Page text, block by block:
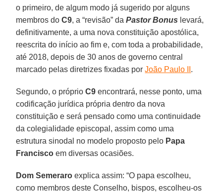
o primeiro, de algum modo já sugerido por alguns
membros doC9, a “revisão” daPastor Bonus levará,
definitivamente, a uma nova constituição apostólica,
reescrita do início ao fim e, com toda a probabilidade,
até 2018, depois de 30 anos de governo central
marcado pelas diretrizes fixadas porJoão Paulo II .
Segundo, o próprioC9 encontrará, nesse ponto, uma
codificação jurídica própria dentro da nova
constituição e será pensado como uma continuidade
da colegialidade episcopal, assim como uma
estrutura sinodal no modelo proposto pelo Papa
Francisco em diversas ocasiões.
Dom Semeraro explica assim: “O papa escolheu,
como membros deste Conselho, bispos, escolheu-os